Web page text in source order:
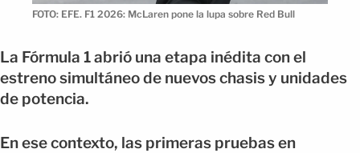
FOTO: EFE. F1 2026: McLaren pone la lupa sobre Red Bull
La Fórmula 1 abrió una etapa inédita con el
estreno simultáneo de nuevos chasis y unidades
de potencia.
En ese contexto, las primeras pruebas en